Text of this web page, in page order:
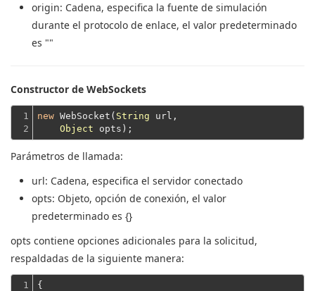
origin: Cadena, especifica la fuente de simulación
durante el protocolo de enlace, el valor predeterminado
es ""
Constructor de WebSockets
1
2
new WebSocket( String url,
Object
Parámetros de llamada:
url: Cadena, especifica el servidor conectado
opts: Objeto, opción de conexión, el valor
predeterminado es {}
opts contiene opciones adicionales para la solicitud,
respaldadas de la siguiente manera:
1
{